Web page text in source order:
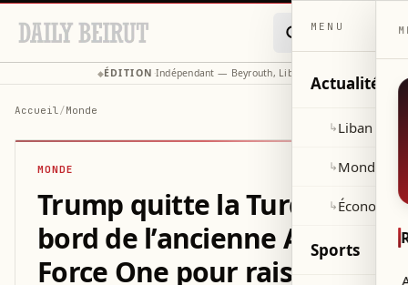
◆ÉDITION ·Indépendant — Beyrouth, Liban
Accueil/Monde
MONDE
Trump quitte la Turquie à
bord de l’ancienne Air
Force One pour raisons
MENU
Actualités
↳Liban
↳Monde
↳Économie
Sports